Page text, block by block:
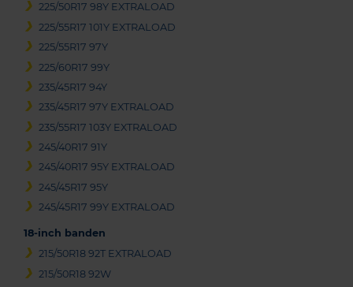
225/50R17 98Y EXTRALOAD
225/55R17 101Y EXTRALOAD
225/55R17 97Y
225/60R17 99Y
235/45R17 94Y
235/45R17 97Y EXTRALOAD
235/55R17 103Y EXTRALOAD
245/40R17 91Y
245/40R17 95Y EXTRALOAD
245/45R17 95Y
245/45R17 99Y EXTRALOAD
18-inch banden
215/50R18 92T EXTRALOAD
215/50R18 92W